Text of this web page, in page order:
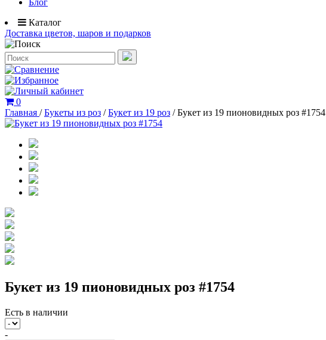
Блог
Каталог
Доставка цветов, шаров и подарков
0
Главная /Букеты из роз /Букет из 19 роз /Букет из 19 пионовидных роз #1754
Букет из 19 пионовидных роз #1754
Есть в наличии
-